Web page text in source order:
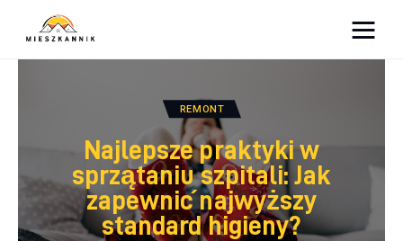
Łazienka
Kuchnia
REMONT
Najlepsze praktyki w
sprzątaniu szpitali: Jak
zapewnić najwyższy
standard higieny?